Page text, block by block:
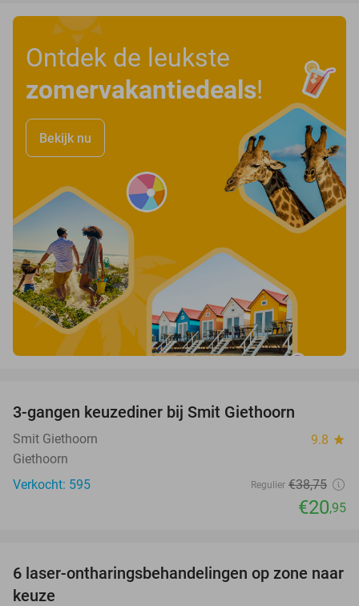
Ontdek de leukste
zomervakantiedeals!
Bekijk nu
3-gangen keuzediner bij Smit Giethoorn
Smit Giethoorn 9.8 star
Giethoorn
Verkocht: 595
Regulier €38,75
€20,95
75%
6 laser-ontharingsbehandelingen op zone naar
keuze